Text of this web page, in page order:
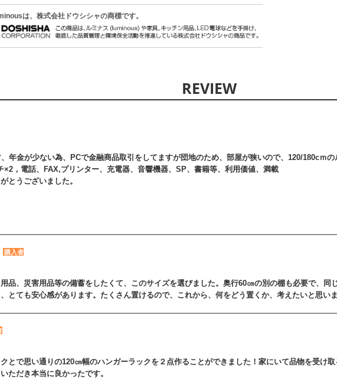
は、株式会社ドウシシャの商標です。
年金が少ない為、PCで金融商品取引をしてますが団地のため、部屋が狭いので、120/180cｍの
×2，電話、FAX,プリンター、充電器、音響機器、SP、書籍等、利用価値、満載
とうございました。
購入者
品、災害用品等の備蓄をしたくて、このサイズを選びました。奥行60㎝の別の棚も必要で、同
とても安心感があります。たくさん置けるので、これから、何をどう置くか、考えたいと思い
とで思い通りの120㎝幅のハンガーラックを２点作ることができました！家にいて品物を受け取
ただき本当に良かったです。